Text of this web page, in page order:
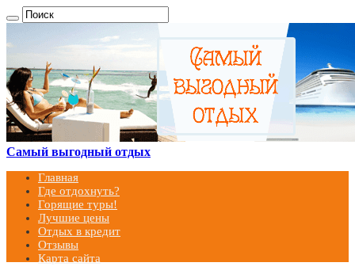
Самый выгодный отдых
Главная
Где отдохнуть?
Горящие туры!
Лучшие цены
Отдых в кредит
Отзывы
Карта сайта